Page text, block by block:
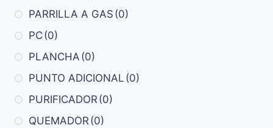
PARRILLA A GAS (0)
PC(0)
PLANCHA (0)
PUNTO ADICIONAL (0)
PURIFICADOR(0)
QUEMADOR(0)